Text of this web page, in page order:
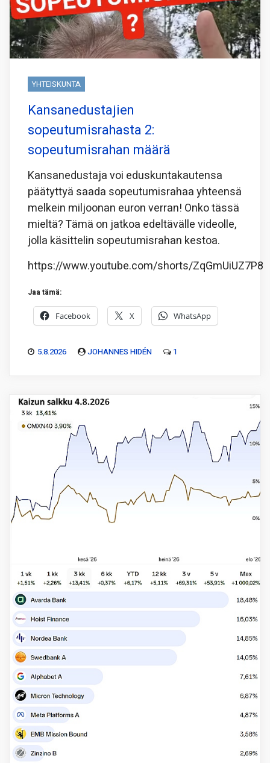
YHTEISKUNTA
Kansanedustajien
sopeutumisrahasta 2:
sopeutumisrahan määrä
Kansanedustaja voi eduskuntakautensa
päätyttyä saada sopeutumisrahaa yhteensä
melkein miljoonan euron verran! Onko tässä
mieltä? Tämä on jatkoa edeltävälle videolle,
jolla käsittelin sopeutumisrahan kestoa.
https://www.youtube.com/shorts/ZqGmUiUZ7P8
Jaa tämä:
Facebook X WhatsApp
5.8.2026 JOHANNES HIDÉN 1